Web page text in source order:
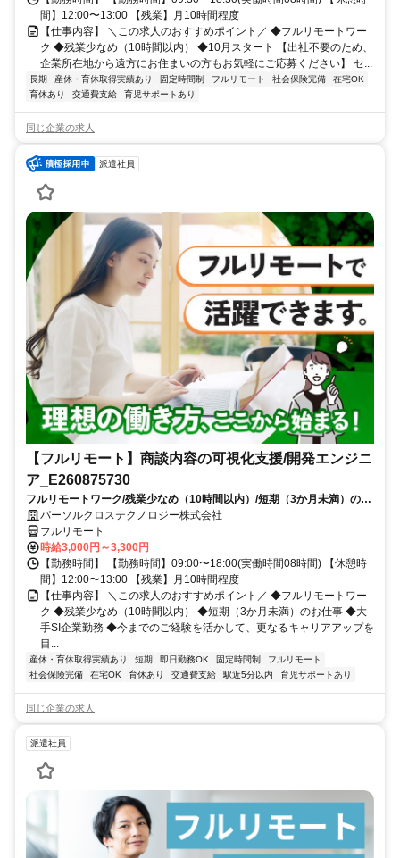
間】12:00〜13:00 【残業】月10時間程度
【仕事内容】 ＼この求人のおすすめポイント／ ◆フルリモートワー
ク ◆残業少なめ（10時間以内） ◆10月スタート 【出社不要のため、
企業所在地から遠方にお住まいの方もお気軽にご応募ください】 セ...
長期 産休・育休取得実績あり 固定時間制 フルリモート 社会保険完備
在宅OK
育休あり
交通費支給 育児サポートあり
同じ企業の求人
派遣社員
【フルリモート】商談内容の可視化支援/開発エンジニ
ア_E260875730
フルリモートワーク/残業少なめ（10時間以内）/短期（3か月未満）のお
仕事/大手SI企業勤務/今までのご経験を活かして、更なるキャリアアップ
を目指せます
パーソルクロステクノロジー株式会社
フルリモート
時給3,000円～3,300円
【勤務時間】 【勤務時間】09:00〜18:00(実働時間08時間) 【休憩時
間】12:00〜13:00 【残業】月10時間程度
【仕事内容】 ＼この求人のおすすめポイント／ ◆フルリモートワー
ク ◆残業少なめ（10時間以内） ◆短期（3か月未満）のお仕事 ◆大
手SI企業勤務 ◆今までのご経験を活かして、更なるキャリアアップを
目...
産休・育休取得実績あり 短期 即日勤務OK 固定時間制
フルリモート
社会保険完備
在宅OK 育休あり 交通費支給 駅近5分以内 育児サポートあり
同じ企業の求人
派遣社員